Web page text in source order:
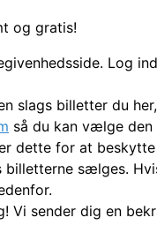
og gratis!
Log
slags billetter du
så du kan vælge den
dette for at beskytte
sælges.
Vi sender dig en